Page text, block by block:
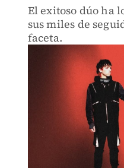
El exitoso dúo ha
sus miles de
faceta.